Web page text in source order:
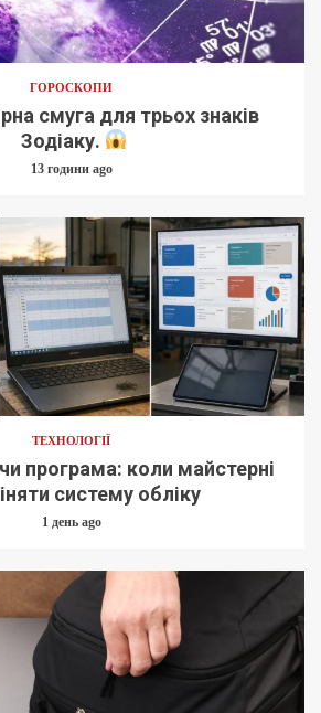
ГОРОСКОПИ
смуга для трьох знаків
Зодіаку.
13 години ago
ТЕХНОЛОГІЇ
програма: коли майстерні
систему обліку
1 день ago